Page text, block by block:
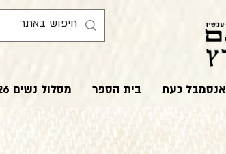
אנסמבל כעת בית הספר מסלול נשים 2026